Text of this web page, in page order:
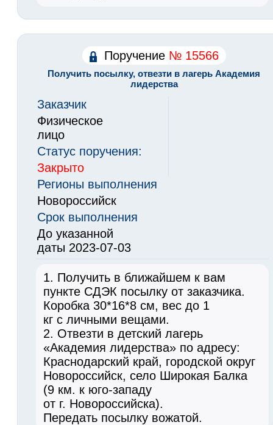
Поручение № 15566
Получить посылку, отвезти в лагерь Академия
лидерства
Заказчик
Физическое
лицо
Статус поручения:
Закрыто
Регионы выполнения
Новороссийск
Срок выполнения
До указанной
даты 2023-07-03
1. Получить в ближайшем к вам
пункте СДЭК посылку от заказчика.
Коробка 30*16*8 см, вес до 1
кг с личными вещами.
2. Отвезти в детский лагерь
«Академия лидерства» по адресу:
Краснодарский край, городской округ
Новороссийск, село Широкая Балка
(9 км. к юго-западу
от г. Новороссийска).
Передать посылку вожатой.